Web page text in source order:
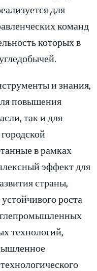
для
команд
которых в
и знания,
повышения
так и для
в рамках
эффект для
страны,
роста
технологий,